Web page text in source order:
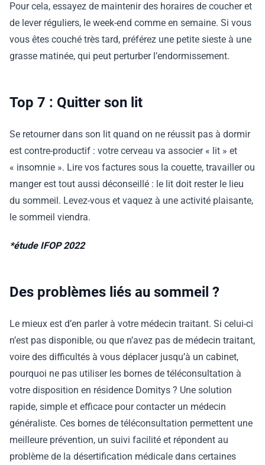
Pour cela, essayez de maintenir des horaires de coucher et
de lever réguliers, le week-end comme en semaine. Si vous
vous êtes couché très tard, préférez une petite sieste à une
grasse matinée, qui peut perturber l’endormissement.
Top 7 : Quitter son lit
Se retourner dans son lit quand on ne réussit pas à dormir
est contre-productif : votre cerveau va associer « lit » et
« insomnie ». Lire vos factures sous la couette, travailler ou
manger est tout aussi déconseillé : le lit doit rester le lieu
du sommeil. Levez-vous et vaquez à une activité plaisante,
le sommeil viendra.
*étude IFOP 2022
Des problèmes liés au sommeil ?
Le mieux est d’en parler à votre médecin traitant. Si celui-ci
n’est pas disponible, ou que n’avez pas de médecin traitant,
voire des difficultés à vous déplacer jusqu’à un cabinet,
pourquoi ne pas utiliser les bornes de téléconsultation à
votre disposition en résidence Domitys ? Une solution
rapide, simple et efficace pour contacter un médecin
généraliste. Ces bornes de téléconsultation permettent une
meilleure prévention, un suivi facilité et répondent au
problème de la désertification médicale dans certaines